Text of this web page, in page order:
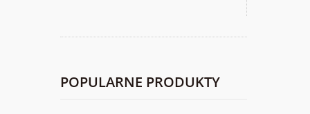
POPULARNE PRODUKTY